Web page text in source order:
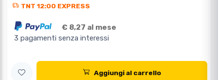
TNT 12:00 EXPRESS
€ 8,27 al mese
3 pagamenti senza interessi
Aggiungi al carrello